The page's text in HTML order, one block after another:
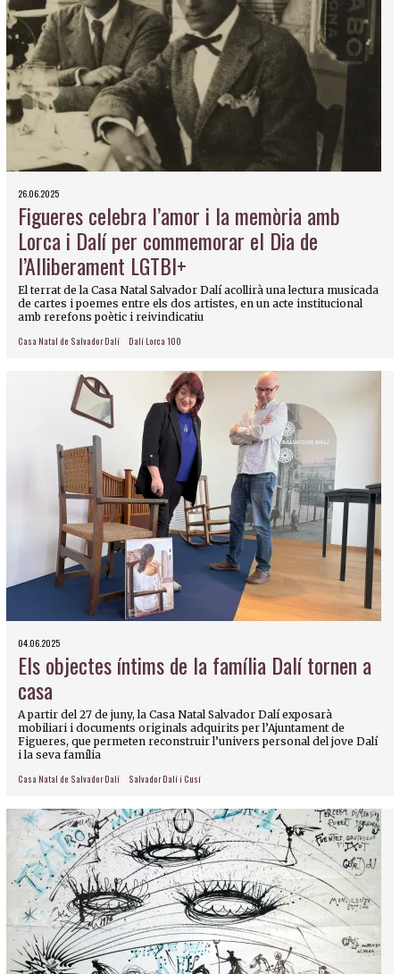
26.06.2025
Figueres celebra l’amor i la memòria amb
Lorca i Dalí per commemorar el Dia de
l’Alliberament LGTBI+
El terrat de la Casa Natal Salvador Dalí acollirà una lectura musicada
de cartes i poemes entre els dos artistes, en un acte institucional
amb rerefons poètic i reivindicatiu
Casa Natal de Salvador Dalí Dalí Lorca 100
04.06.2025
Els objectes íntims de la família Dalí tornen a
casa
A partir del 27 de juny, la Casa Natal Salvador Dalí exposarà
mobiliari i documents originals adquirits per l’Ajuntament de
Figueres, que permeten reconstruir l’univers personal del jove Dalí
i la seva família
Casa Natal de Salvador Dalí Salvador Dalí i Cusí